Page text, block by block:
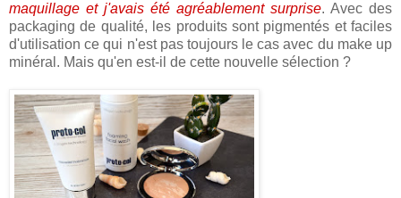
maquillage et j'avais été agréablement surprise. Avec des
packaging de qualité, les produits sont pigmentés et faciles
d'utilisation ce qui n'est pas toujours le cas avec du make up
minéral. Mais qu'en est-il de cette nouvelle sélection ?